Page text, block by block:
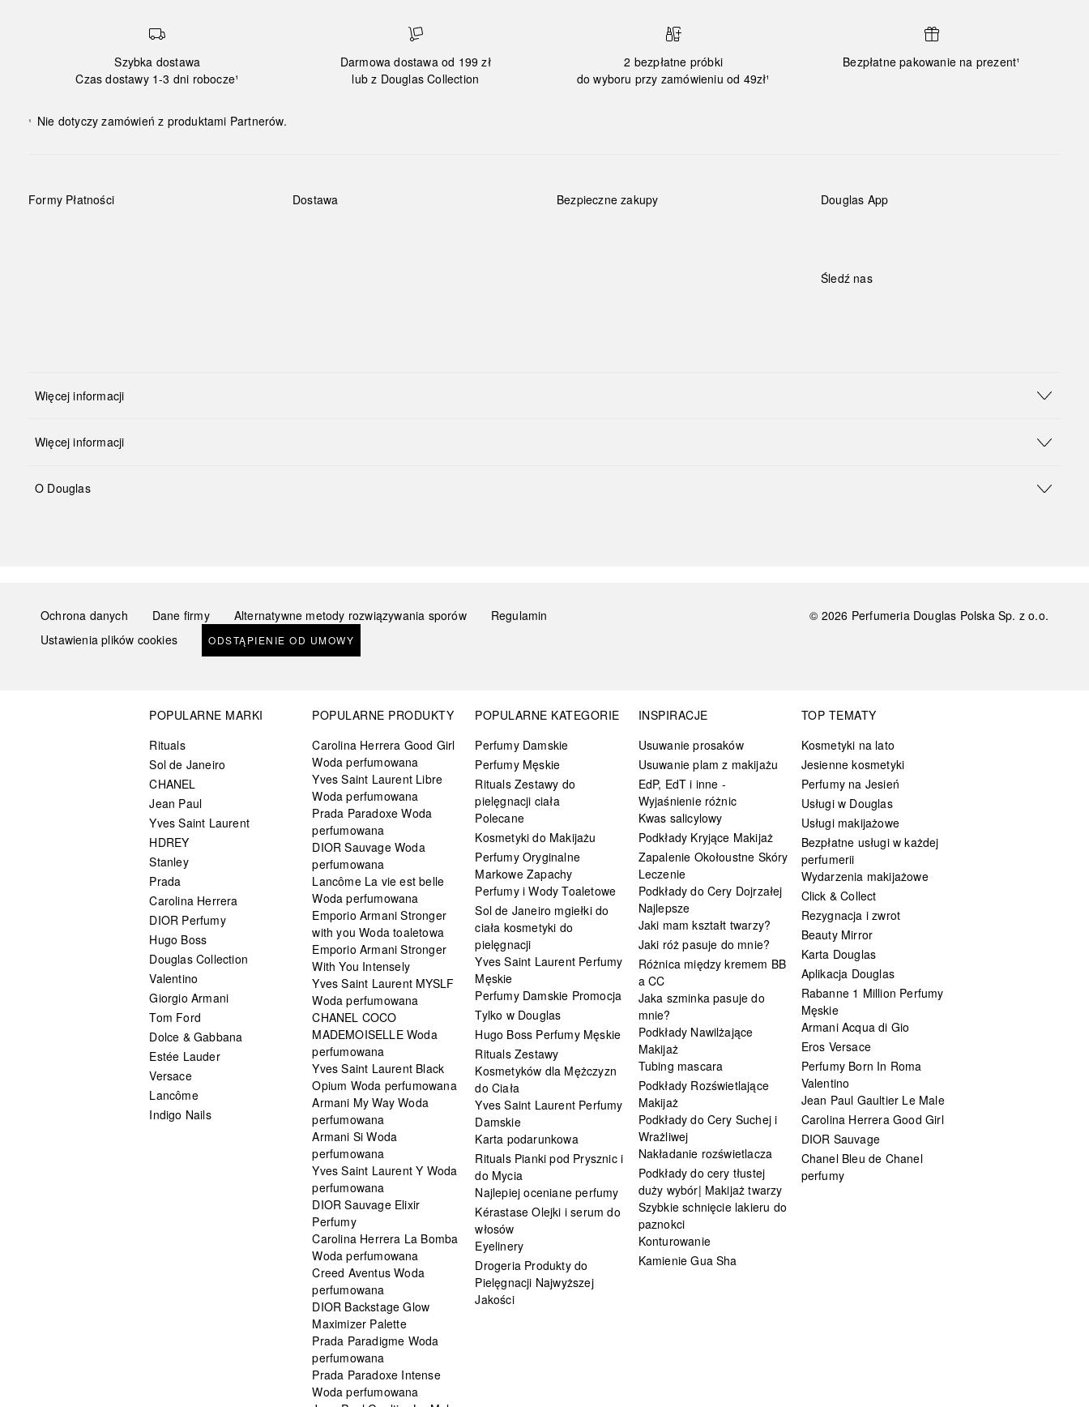
Szybka dostawa
Czas dostawy 1-3 dni robocze¹
Darmowa dostawa od 199 zł
lub z Douglas Collection
2 bezpłatne próbki
do wyboru przy zamówieniu od 49zł¹
Bezpłatne pakowanie na prezent¹
¹ Nie dotyczy zamówień z produktami Partnerów.
Formy Płatności Dostawa Bezpieczne zakupy Douglas App
Śledź nas
Więcej informacji
Więcej informacji
O Douglas
Ochrona danych Dane firmy Alternatywne metody rozwiązywania sporów
Regulamin
Ustawienia plików cookies
ODSTĄPIENIE OD UMOWY
© 2026 Perfumeria Douglas Polska Sp. z o.o.
POPULARNE MARKI
Rituals
Sol de Janeiro
CHANEL
Jean Paul
Yves Saint Laurent
HDREY
Stanley
Prada
Carolina Herrera
DIOR Perfumy
Hugo Boss
Douglas Collection
Valentino
Giorgio Armani
Tom Ford
Dolce & Gabbana
Estée Lauder
Versace
Lancôme
Indigo Nails
POPULARNE PRODUKTY
Carolina Herrera Good Girl
Woda perfumowana
Yves Saint Laurent Libre
Woda perfumowana
Prada Paradoxe Woda
perfumowana
DIOR Sauvage Woda
perfumowana
Lancôme La vie est belle
Woda perfumowana
Emporio Armani Stronger
with you Woda toaletowa
Emporio Armani Stronger
With You Intensely
Yves Saint Laurent MYSLF
Woda perfumowana
CHANEL COCO
MADEMOISELLE Woda
perfumowana
Yves Saint Laurent Black
Opium Woda perfumowana
Armani My Way Woda
perfumowana
Armani Si Woda
perfumowana
Yves Saint Laurent Y Woda
perfumowana
DIOR Sauvage Elixir
Perfumy
Carolina Herrera La Bomba
Woda perfumowana
Creed Aventus Woda
perfumowana
DIOR Backstage Glow
Maximizer Palette
Prada Paradigme Woda
perfumowana
Prada Paradoxe Intense
Woda perfumowana
POPULARNE KATEGORIE
Perfumy Damskie
Perfumy Męskie
Rituals Zestawy do
pielęgnacji ciała
Polecane
Kosmetyki do Makijażu
Perfumy Oryginalne
Markowe Zapachy
Perfumy i Wody Toaletowe
Sol de Janeiro mgiełki do
ciała kosmetyki do
pielęgnacji
Yves Saint Laurent Perfumy
Męskie
Perfumy Damskie Promocja
Tylko w Douglas
Hugo Boss Perfumy Męskie
Rituals Zestawy
Kosmetyków dla Mężczyzn
do Ciała
Yves Saint Laurent Perfumy
Damskie
Karta podarunkowa
Rituals Pianki pod Prysznic i
do Mycia
Najlepiej oceniane perfumy
Kérastase Olejki i serum do
włosów
Eyelinery
Drogeria Produkty do
Pielęgnacji Najwyższej
Jakości
INSPIRACJE
Usuwanie prosaków
Usuwanie plam z makijażu
EdP, EdT i inne -
Wyjaśnienie różnic
Kwas salicylowy
Podkłady Kryjące Makijaż
Zapalenie Okołoustne Skóry
Leczenie
Podkłady do Cery Dojrzałej
Najlepsze
Jaki mam kształt twarzy?
Jaki róż pasuje do mnie?
Różnica między kremem BB
a CC
Jaka szminka pasuje do
mnie?
Podkłady Nawilżające
Makijaż
Tubing mascara
Podkłady Rozświetlające
Makijaż
Podkłady do Cery Suchej i
Wrażliwej
Nakładanie rozświetlacza
Podkłady do cery tłustej
duży wybór| Makijaż twarzy
Szybkie schnięcie lakieru do
paznokci
Konturowanie
Kamienie Gua Sha
TOP TEMATY
Kosmetyki na lato
Jesienne kosmetyki
Perfumy na Jesień
Usługi w Douglas
Usługi makijażowe
Bezpłatne usługi w każdej
perfumerii
Wydarzenia makijażowe
Click & Collect
Rezygnacja i zwrot
Beauty Mirror
Karta Douglas
Aplikacja Douglas
Rabanne 1 Million Perfumy
Męskie
Armani Acqua di Gio
Eros Versace
Perfumy Born In Roma
Valentino
Jean Paul Gaultier Le Male
Carolina Herrera Good Girl
DIOR Sauvage
Chanel Bleu de Chanel
perfumy